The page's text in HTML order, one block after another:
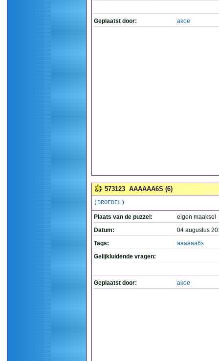
Geplaatst door: akoe
573123 AAAAAA6S (6)
(DROEDEL)
Plaats van de puzzel:
eigen maaksel
Datum:
04 augustus
Tags:
aaaaaa6s
Gelijkluidende vragen:
Geplaatst door: akoe